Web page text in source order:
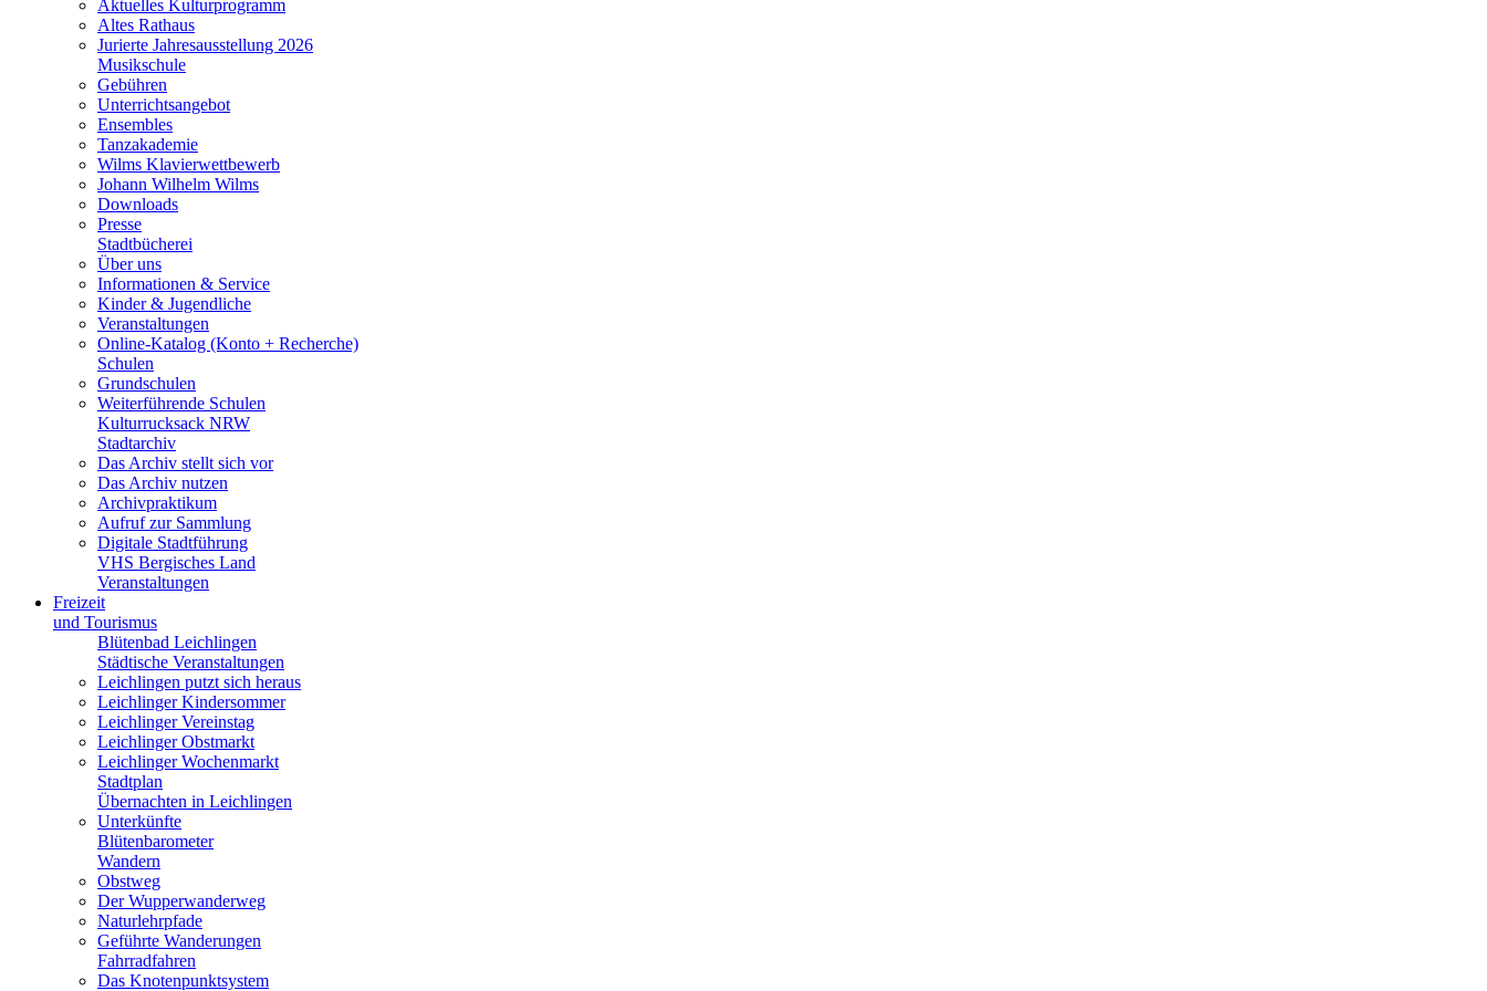
Aktuelles Kulturprogramm
Altes Rathaus
Jurierte Jahresausstellung 2026
Musikschule
Gebühren
Unterrichtsangebot
Ensembles
Tanzakademie
Wilms Klavierwettbewerb
Johann Wilhelm Wilms
Downloads
Presse
Stadtbücherei
Über uns
Informationen & Service
Kinder & Jugendliche
Veranstaltungen
Online-Katalog (Konto + Recherche)
Schulen
Grundschulen
Weiterführende Schulen
Kulturrucksack NRW
Stadtarchiv
Das Archiv stellt sich vor
Das Archiv nutzen
Archivpraktikum
Aufruf zur Sammlung
Digitale Stadtführung
VHS Bergisches Land
Veranstaltungen
Freizeit
und Tourismus
Blütenbad Leichlingen
Städtische Veranstaltungen
Leichlingen putzt sich heraus
Leichlinger Kindersommer
Leichlinger Vereinstag
Leichlinger Obstmarkt
Leichlinger Wochenmarkt
Stadtplan
Übernachten in Leichlingen
Unterkünfte
Blütenbarometer
Wandern
Obstweg
Der Wupperwanderweg
Naturlehrpfade
Geführte Wanderungen
Fahrradfahren
Das Knotenpunktsystem